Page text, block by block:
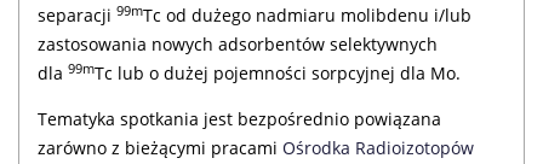
separacji 99mTc od dużego nadmiaru molibdenu i/lub
zastosowania nowych adsorbentów selektywnych
dla 99mTc lub o dużej pojemności sorpcyjnej dla Mo.
Tematyka spotkania jest bezpośrednio powiązana
zarówno z bieżącymi pracami Ośrodka Radioizotopów